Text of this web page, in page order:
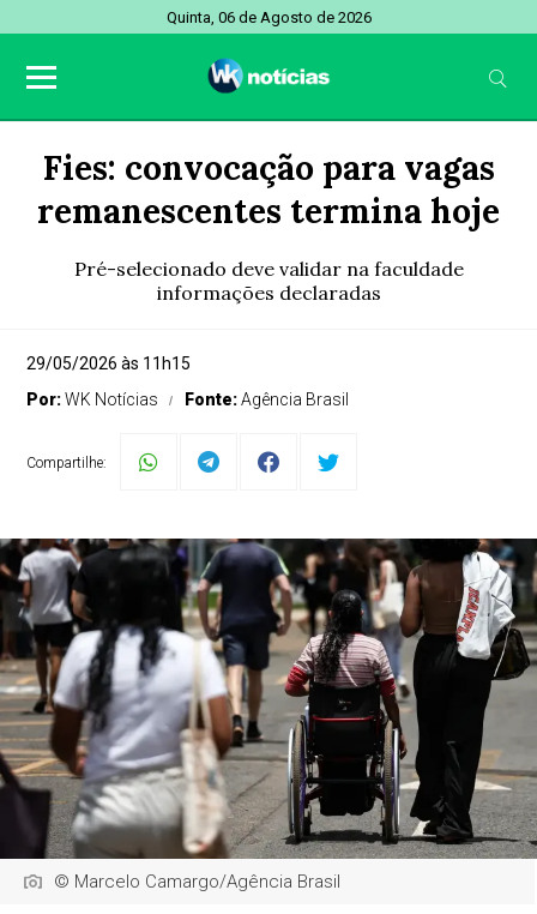
Quinta, 06 de Agosto de 2026
Fies: convocação para vagas
remanescentes termina hoje
Pré-selecionado deve validar na faculdade
informações declaradas
29/05/2026 às 11h15
Por:WK Notícias Fonte:Agência Brasil
Compartilhe:
© Marcelo Camargo/Agência Brasil